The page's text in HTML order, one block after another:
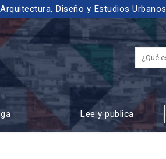
Diseño y Estudios Urbanos
Lee y publica